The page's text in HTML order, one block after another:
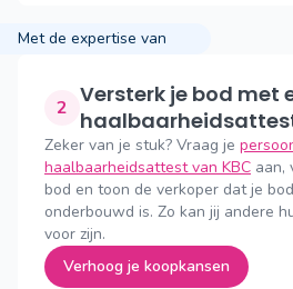
Met de expertise van
2 Versterk je bod met een
Zeker van je stuk? Vraag je
haalbaarheidsattest van KBC aan,
bod en toon de verkoper dat je
onderbouwd is. Zo kan jij andere
voor zijn.
Verhoog je koopkansen